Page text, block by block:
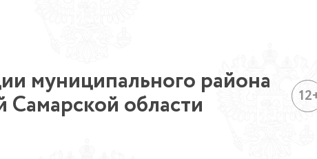
муниципального района
Самарской области